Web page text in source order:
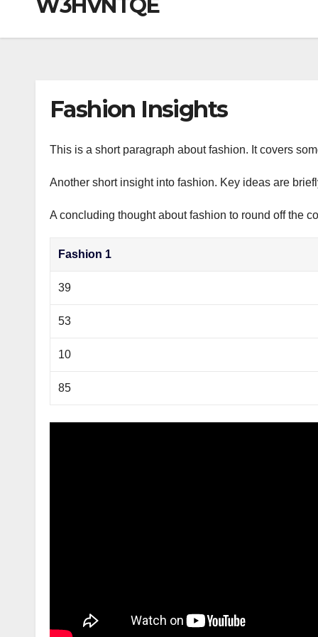
W3HVNTQE
Fashion Insights
This is a short paragraph about fashion. It covers
Another short insight into fashion. Key ideas are
A concluding thought about fashion to round off the
Fashion 1
39
53
10
85
m